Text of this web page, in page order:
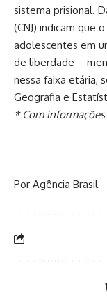
sistema prisional.
(CNJ) indicam que
adolescentes em
de liberdade –
nessa faixa etária,
Geografia e
* Com
Por Agência Brasil